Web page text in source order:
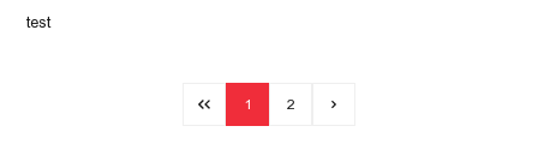
test
1 2